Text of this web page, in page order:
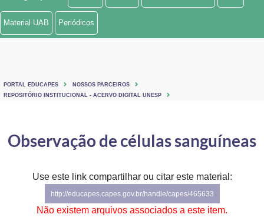
Ministério de Minas e Energia
Ministério do Turismo
Controladoria-Geral da União
Material UAB Periódicos
PORTAL EDUCAPES
NOSSOS PARCEIROS
REPOSITÓRIO INSTITUCIONAL - ACERVO DIGITAL UNESP
Observação de células sanguíneas
Use este link compartilhar ou citar este material:
http://educapes.capes.gov.br/handle/capes/465633
Não existem arquivos associados a este item.